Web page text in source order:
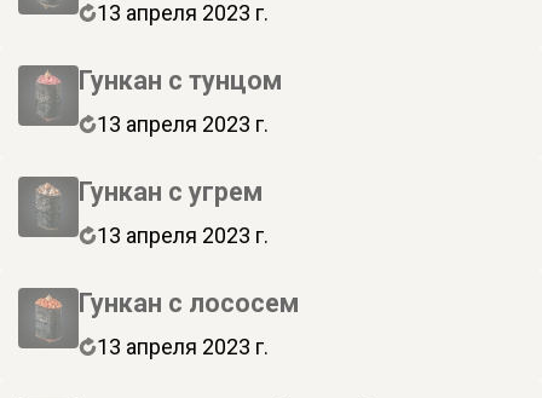
13 апреля 2023 г.
Гункан с тунцом
13 апреля 2023 г.
Гункан с угрем
13 апреля 2023 г.
Гункан с лососем
13 апреля 2023 г.